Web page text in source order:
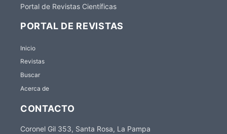
Portal de Revistas Científicas
PORTAL DE REVISTAS
Inicio
Revistas
Buscar
Acerca de
CONTACTO
Coronel Gil 353, Santa Rosa, La Pampa